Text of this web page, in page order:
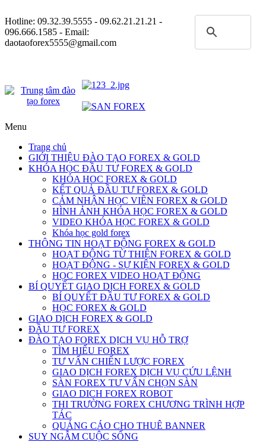
Hotline: 09.32.39.5555 - 09.62.21.21.21 -
096.666.1585 - Email:
daotaoforex5555@gmail.com
Menu
Trang chủ
GIỚI THIỆU ĐÀO TẠO FOREX & GOLD
KHÓA HỌC ĐẦU TƯ FOREX & GOLD
KHÓA HOC FOREX & GOLD
KẾT QUẢ ĐẦU TƯ FOREX & GOLD
CẢM NHẬN HỌC VIÊN FOREX & GOLD
HÌNH ẢNH KHÓA HỌC FOREX & GOLD
VIDEO KHÓA HỌC FOREX & GOLD
Khóa học gold forex
THÔNG TIN HOẠT ĐỘNG FOREX & GOLD
HOẠT ĐỘNG TỪ THIỆN FOREX & GOLD
HOẠT ĐỘNG - SỰ KIỆN FOREX & GOLD
HỌC FOREX VIDEO HOẠT ĐỘNG
BÍ QUYẾT GIAO DỊCH FOREX & GOLD
BÍ QUYẾT ĐẦU TƯ FOREX & GOLD
HỌC FOREX & GOLD
GIAO DỊCH FOREX & GOLD
ĐẦU TƯ FOREX
ĐÀO TẠO FOREX DỊCH VỤ HỖ TRỢ
TÌM HIỂU FOREX
TƯ VẤN CHIẾN LƯỢC FOREX
GIAO DỊCH FOREX DỊCH VỤ CỨU LỆNH
SÀN FOREX TƯ VẤN CHỌN SÀN
GIAO DICH FOREX ROBOT
THI TRƯỜNG FOREX CHƯƠNG TRÌNH HỢP
TÁC
QUẢNG CÁO CHO THUÊ BANNER
SUY NGẪM CUỘC SỐNG